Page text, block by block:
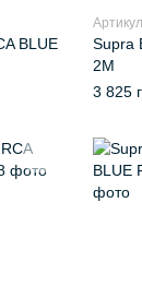
BLUE
Supra
2M
3 825